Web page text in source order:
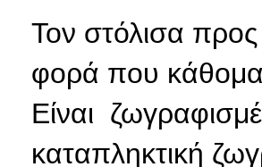
Τον στόλισα
φορά που
Είναι
καταπληκτική